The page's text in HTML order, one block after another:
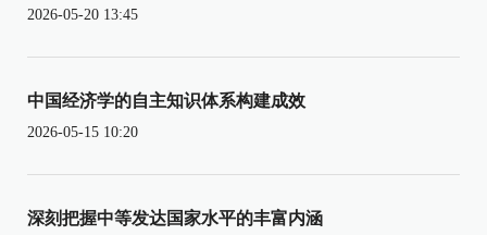
2026-05-20 13:45
中国经济学的自主知识体系构建成效
2026-05-15 10:20
深刻把握中等发达国家水平的丰富内涵